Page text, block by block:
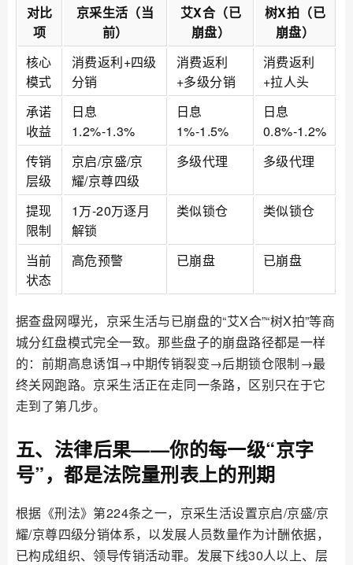
对比
项
京采生活（当
前）
艾X合（已
崩盘）
树X拍（已
崩盘）
核心
模式
消费返利+四级
分销
消费返利
+多级分销
消费返利
+拉人头
承诺
收益
日息
1.2%-1.3%
日息
1%-1.5%
日息
0.8%-1.2%
传销
层级
京启/京盛/京
耀/京尊四级
多级代理 多级代理
提现
限制
1万-20万逐月
解锁
类似锁仓 类似锁仓
当前
状态
高危预警 已崩盘 已崩盘
据查盘网曝光，京采生活与已崩盘的“艾X合”“树X拍”等商
城分红盘模式完全一致。那些盘子的崩盘路径都是一样
的：前期高息诱饵→中期传销裂变→后期锁仓限制→最
终关网跑路。京采生活正在走同一条路，区别只在于它
走到了第几步。
五、法律后果——你的每一级“京字
号”，都是法院量刑表上的刑期
根据《刑法》第224条之一，京采生活设置京启/京盛/京
耀/京尊四级分销体系，以发展人员数量作为计酬依据，
已构成组织、领导传销活动罪。发展下线30人以上、层